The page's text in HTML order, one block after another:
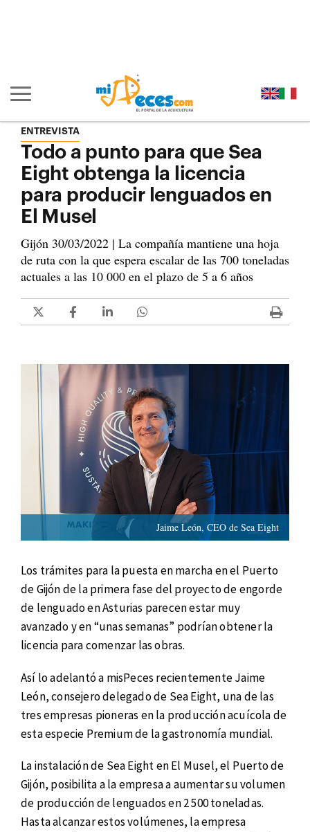
Mostrar/ocultar navegación principal
ENTREVISTA
Todo a punto para que Sea
Eight obtenga la licencia
para producir lenguados en
El Musel
Gijón 30/03/2022 | La compañía mantiene una hoja
de ruta con la que espera escalar de las 700 toneladas
actuales a las 10 000 en el plazo de 5 a 6 años
Jaime León, CEO de Sea Eight
Los trámites para la puesta en marcha en el Puerto
de Gijón de la primera fase del proyecto de engorde
de lenguado en Asturias parecen estar muy
avanzado y en “unas semanas” podrían obtener la
licencia para comenzar las obras.
Así lo adelantó a misPeces recientemente Jaime
León, consejero delegado de Sea Eight, una de las
tres empresas pioneras en la producción acuícola de
esta especie Premium de la gastronomía mundial.
La instalación de Sea Eight en El Musel, el Puerto de
Gijón, posibilita a la empresa a aumentar su volumen
de producción de lenguados en 2 500 toneladas.
Hasta alcanzar estos volúmenes, la empresa